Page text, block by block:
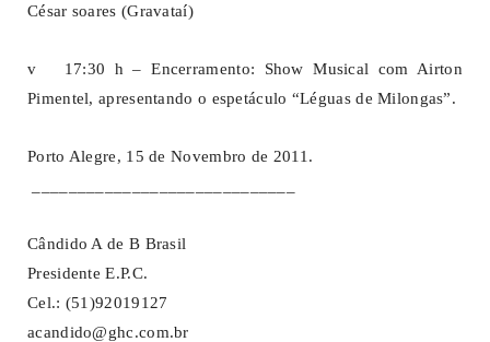
César soares (Gravataí)
v 17:30 h – Encerramento: Show Musical com Airton
Pimentel, apresentando o espetáculo “Léguas de Milongas”.
Porto Alegre, 15 de Novembro de 2011.
Cândido A de B Brasil
Presidente E.P.C.
Cel.: (51)92019127
acandido@ghc.com.br